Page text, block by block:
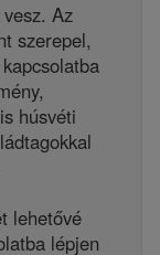
Az
szerepel,
húsvéti
lehetővé
lépjen